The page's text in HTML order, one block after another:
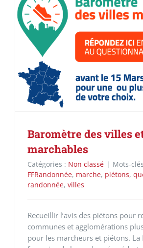
Baromètre des villes
marchables
Catégories : Non classé | Mots-
FFRandonnée, marche, piétons,
randonnée, villes
Recueillir l’avis des piétons pour
communes et agglomérations
pour les marcheurs et piétons. La